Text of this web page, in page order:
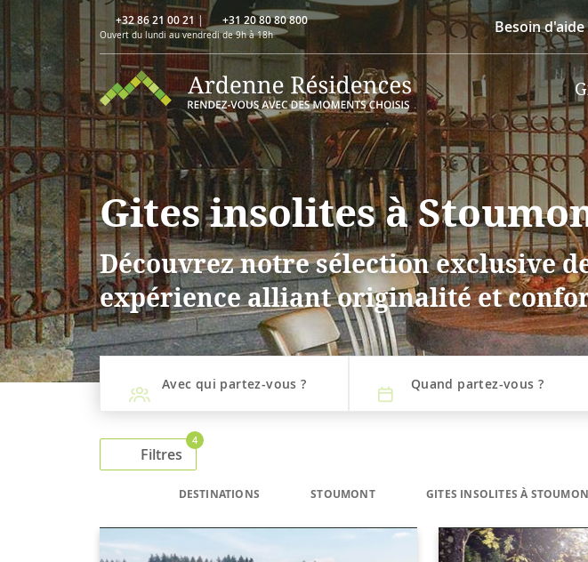
+32 86 21 00 21 | +31 20 80 80 800
Ouvert du lundi au vendredi de 9h à 18h Besoin d'aide
Gites insolites à
Découvrez notre sélection exclusive
expérience alliant originalité et
Avec qui partez-vous ? Quand partez-vous ?
Filtres
4
DESTINATIONS STOUMONT GITES INSOLITES À